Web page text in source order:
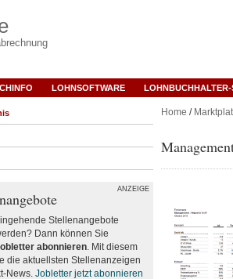
LOHNSOFTWARE
Home /
ANZEIGE
Stellenangebote
Dann können Sie
abonnieren. Mit diesem
die aktuellsten Stellenanzeigen
News. Jobletter jetzt abonnieren